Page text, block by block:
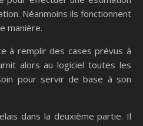
Néanmoins ils fonctionnent
manière.
à remplir des cases prévus à
alors au logiciel toutes les
pour servir de base à son
dans la deuxième partie. Il